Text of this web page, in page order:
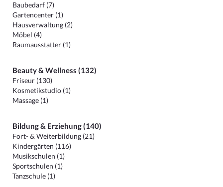
Baubedarf (7)
Gartencenter (1)
Hausverwaltung (2)
Möbel (4)
Raumausstatter (1)
Beauty & Wellness (132)
Friseur (130)
Kosmetikstudio (1)
Massage (1)
Bildung & Erziehung (140)
Fort- & Weiterbildung (21)
Kindergärten (116)
Musikschulen (1)
Sportschulen (1)
Tanzschule (1)